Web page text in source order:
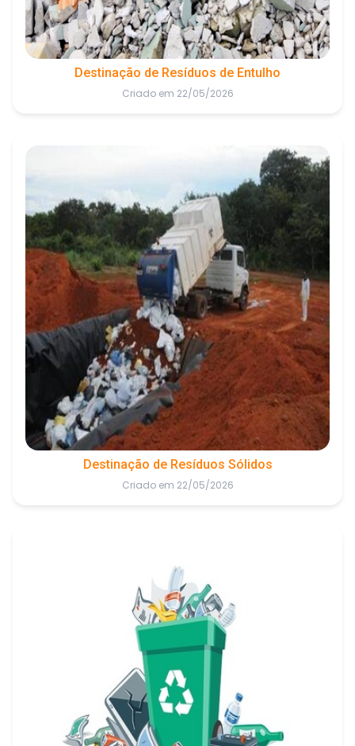
Destinação de Resíduos de Entulho
Criado em 22/05/2026
Destinação de Resíduos Sólidos
Criado em 22/05/2026